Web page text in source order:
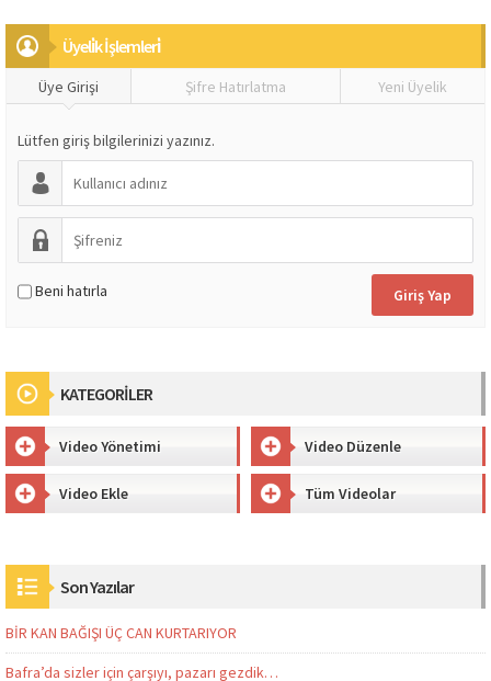
Üyeli̇k İşlemleri̇
Üye Girişi Şifre Hatırlatma Yeni Üyelik
Lütfen giriş bilgilerinizi yazınız.
Beni hatırla
KATEGORİLER
Video Yönetimi Video Düzenle
Video Ekle Tüm Videolar
Son Yazılar
BİR KAN BAĞIŞI ÜÇ CAN KURTARIYOR
Bafra’da sizler için çarşıyı, pazarı gezdik…